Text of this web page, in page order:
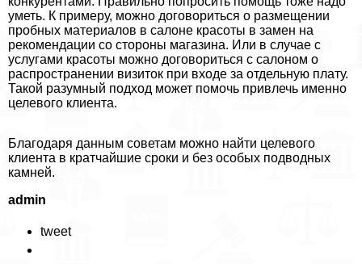
уметь. К примеру, можно договориться о размещении
пробных материалов в салоне красоты в замен на
рекомендации со стороны магазина. Или в случае с
услугами красоты можно договориться с салоном о
распространении визиток при входе за отдельную плату.
Такой разумный подход может помочь привлечь именно
целевого клиента.
Благодаря данным советам можно найти целевого
клиента в кратчайшие сроки и без особых подводных
камней.
admin
tweet